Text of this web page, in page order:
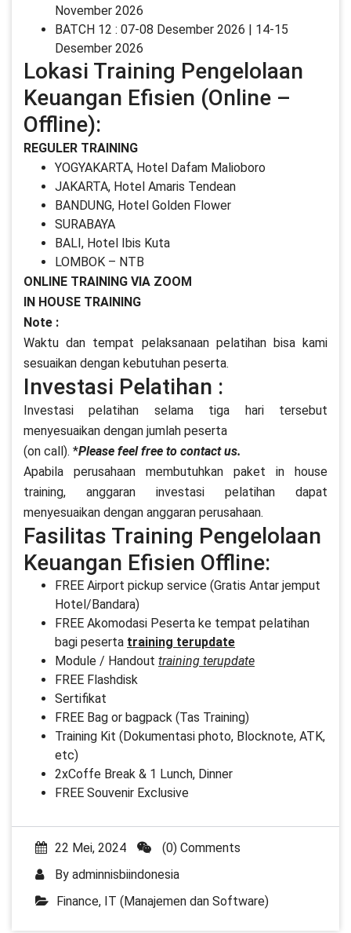
November 2026
BATCH 12 : 07-08 Desember 2026 | 14-15
Desember 2026
Lokasi Training Pengelolaan
Keuangan Efisien (Online –
Offline):
REGULER TRAINING
YOGYAKARTA, Hotel Dafam Malioboro
JAKARTA, Hotel Amaris Tendean
BANDUNG, Hotel Golden Flower
SURABAYA
BALI, Hotel Ibis Kuta
LOMBOK – NTB
ONLINE TRAINING VIA ZOOM
IN HOUSE TRAINING
Note :
Waktu dan tempat pelaksanaan pelatihan bisa kami
sesuaikan dengan kebutuhan peserta.
Investasi Pelatihan :
Investasi pelatihan selama tiga hari tersebut
menyesuaikan dengan jumlah peserta
(on call). *Please feel free to contact us.
Apabila perusahaan membutuhkan paket in house
training, anggaran investasi pelatihan dapat
menyesuaikan dengan anggaran perusahaan.
Fasilitas Training Pengelolaan
Keuangan Efisien Offline:
FREE Airport pickup service (Gratis Antar jemput
Hotel/Bandara)
FREE Akomodasi Peserta ke tempat pelatihan
bagi peserta training terupdate
Module / Handout training terupdate
FREE Flashdisk
Sertifikat
FREE Bag or bagpack (Tas Training)
Training Kit (Dokumentasi photo, Blocknote, ATK,
etc)
2xCoffe Break & 1 Lunch, Dinner
FREE Souvenir Exclusive
22 Mei, 2024
(0) Comments
By adminnisbiindonesia
Finance, IT (Manajemen dan Software)